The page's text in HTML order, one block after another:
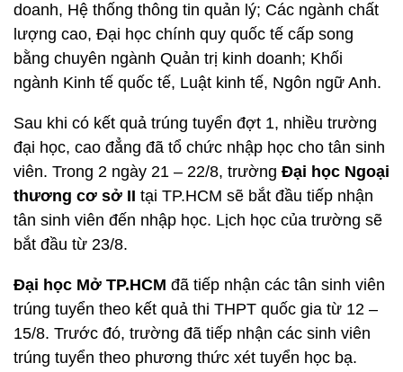
doanh, Hệ thống thông tin quản lý; Các ngành chất
lượng cao, Đại học chính quy quốc tế cấp song
bằng chuyên ngành Quản trị kinh doanh; Khối
ngành Kinh tế quốc tế, Luật kinh tế, Ngôn ngữ Anh.
Sau khi có kết quả trúng tuyển đợt 1, nhiều trường
đại học, cao đẳng đã tổ chức nhập học cho tân sinh
viên. Trong 2 ngày 21 – 22/8, trường Đại học Ngoại
thương cơ sở II tại TP.HCM sẽ bắt đầu tiếp nhận
tân sinh viên đến nhập học. Lịch học của trường sẽ
bắt đầu từ 23/8.
Đại học Mở TP.HCM đã tiếp nhận các tân sinh viên
trúng tuyển theo kết quả thi THPT quốc gia từ 12 –
15/8. Trước đó, trường đã tiếp nhận các sinh viên
trúng tuyển theo phương thức xét tuyển học bạ.